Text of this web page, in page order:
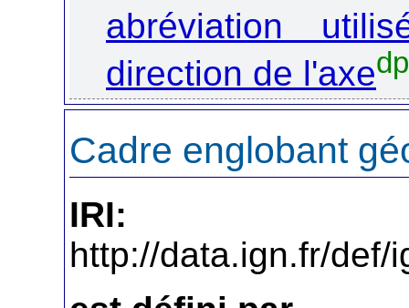
abréviation
direction de l'axedp
Cadre englobant
IRI:
http://data.ign.fr/def/